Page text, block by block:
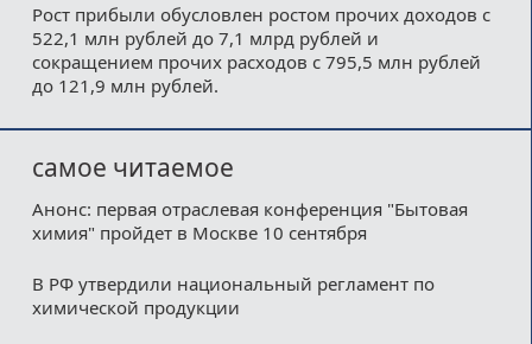
Рост прибыли обусловлен ростом прочих доходов с
522,1 млн рублей до 7,1 млрд рублей и
сокращением прочих расходов с 795,5 млн рублей
до 121,9 млн рублей.
самое читаемое
Анонс: первая отраслевая конференция "Бытовая
химия" пройдет в Москве 10 сентября
В РФ утвердили национальный регламент по
химической продукции